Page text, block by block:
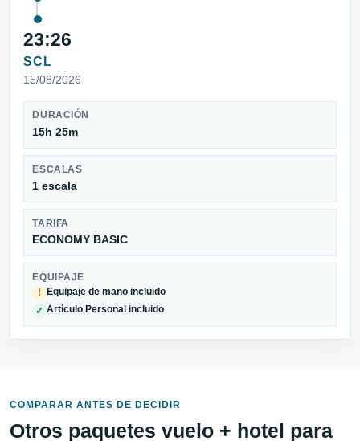
23:26
SCL
15/08/2026
DURACIÓN
15h 25m
ESCALAS
1 escala
TARIFA
ECONOMY BASIC
EQUIPAJE
!
Equipaje de mano incluido
✓ Artículo Personal incluido
COMPARAR ANTES DE DECIDIR
Otros paquetes vuelo + hotel para